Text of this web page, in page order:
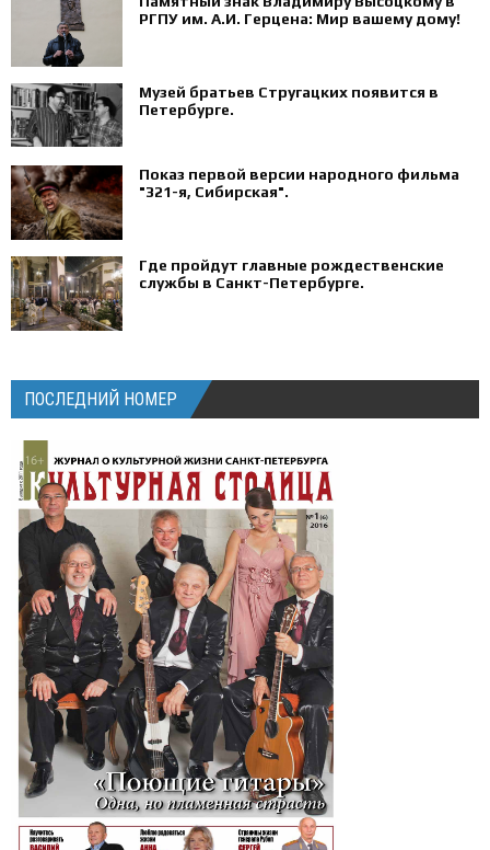
РГПУ им. А.И. Герцена: Мир вашему дому!
Музей братьев Стругацких появится в
Петербурге‍.
Показ первой версии народного фильма
"321-я, Сибирская".
Где пройдут главные рождественские
службы в Санкт-Петербурге.
ПОСЛЕДНИЙ НОМЕР